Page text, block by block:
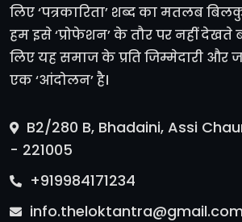
लिए ‘पत्रकारिता’ शब्द का मतलब
हम इसे ‘प्रोफेशन’ के तौर पर नहीं देखते
लिए यह समाज के प्रति जिम्मेदारी और
एक ‘आंदोलन’ है।
B2/280 B, Bhadaini, Assi
- 221005
+919984171234
info.theloktantra@gmail.com